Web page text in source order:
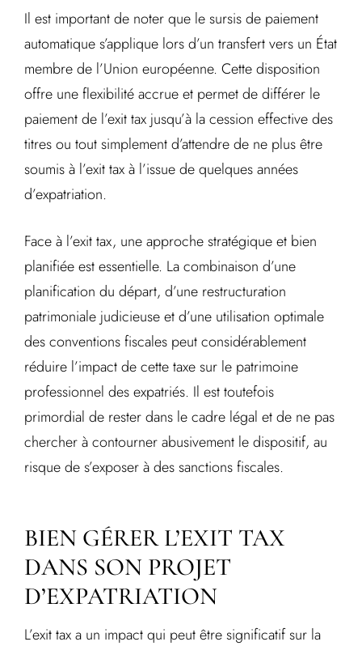
Il est important de noter que le sursis de paiement
automatique s’applique lors d’un transfert vers un État
membre de l’Union européenne. Cette disposition
offre une flexibilité accrue et permet de différer le
paiement de l’exit tax jusqu’à la cession effective des
titres ou tout simplement d’attendre de ne plus être
soumis à l’exit tax à l’issue de quelques années
d’expatriation.
Face à l’exit tax, une approche stratégique et bien
planifiée est essentielle. La combinaison d’une
planification du départ, d’une restructuration
patrimoniale judicieuse et d’une utilisation optimale
des conventions fiscales peut considérablement
réduire l’impact de cette taxe sur le patrimoine
professionnel des expatriés. Il est toutefois
primordial de rester dans le cadre légal et de ne pas
chercher à contourner abusivement le dispositif, au
risque de s’exposer à des sanctions fiscales.
BIEN GÉRER L’EXIT TAX
DANS SON PROJET
D’EXPATRIATION
L’exit tax a un impact qui peut être significatif sur la